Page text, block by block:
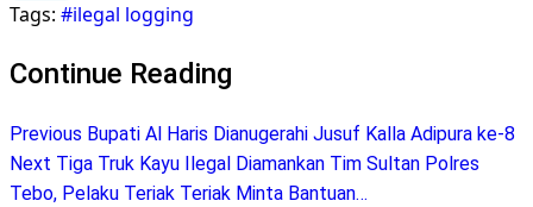
Telegram
Tags: #ilegal logging
Continue Reading
Previous Bupati Al Haris Dianugerahi Jusuf Kalla Adipura ke-8
Next Tiga Truk Kayu Ilegal Diamankan Tim Sultan Polres
Tebo, Pelaku Teriak Teriak Minta Bantuan…